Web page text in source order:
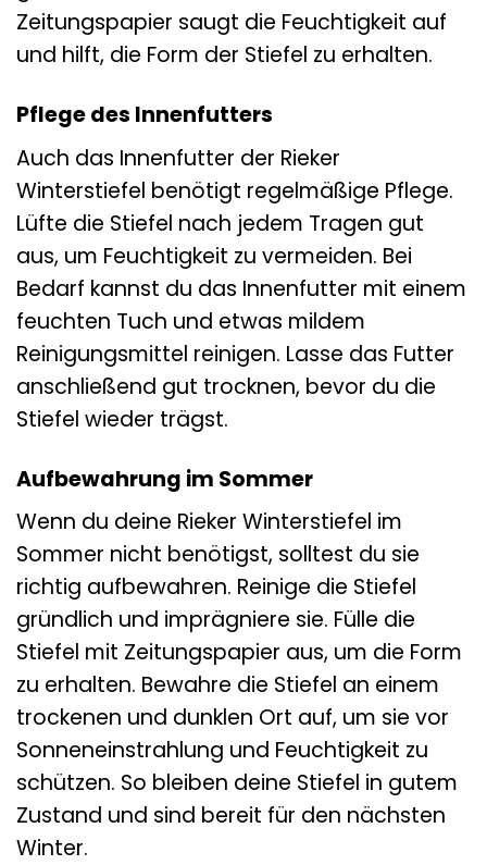
Zeitungspapier saugt die Feuchtigkeit auf
und hilft, die Form der Stiefel zu erhalten.
Pflege des Innenfutters
Auch das Innenfutter der Rieker
Winterstiefel benötigt regelmäßige Pflege.
Lüfte die Stiefel nach jedem Tragen gut
aus, um Feuchtigkeit zu vermeiden. Bei
Bedarf kannst du das Innenfutter mit einem
feuchten Tuch und etwas mildem
Reinigungsmittel reinigen. Lasse das Futter
anschließend gut trocknen, bevor du die
Stiefel wieder trägst.
Aufbewahrung im Sommer
Wenn du deine Rieker Winterstiefel im
Sommer nicht benötigst, solltest du sie
richtig aufbewahren. Reinige die Stiefel
gründlich und imprägniere sie. Fülle die
Stiefel mit Zeitungspapier aus, um die Form
zu erhalten. Bewahre die Stiefel an einem
trockenen und dunklen Ort auf, um sie vor
Sonneneinstrahlung und Feuchtigkeit zu
schützen. So bleiben deine Stiefel in gutem
Zustand und sind bereit für den nächsten
Winter.